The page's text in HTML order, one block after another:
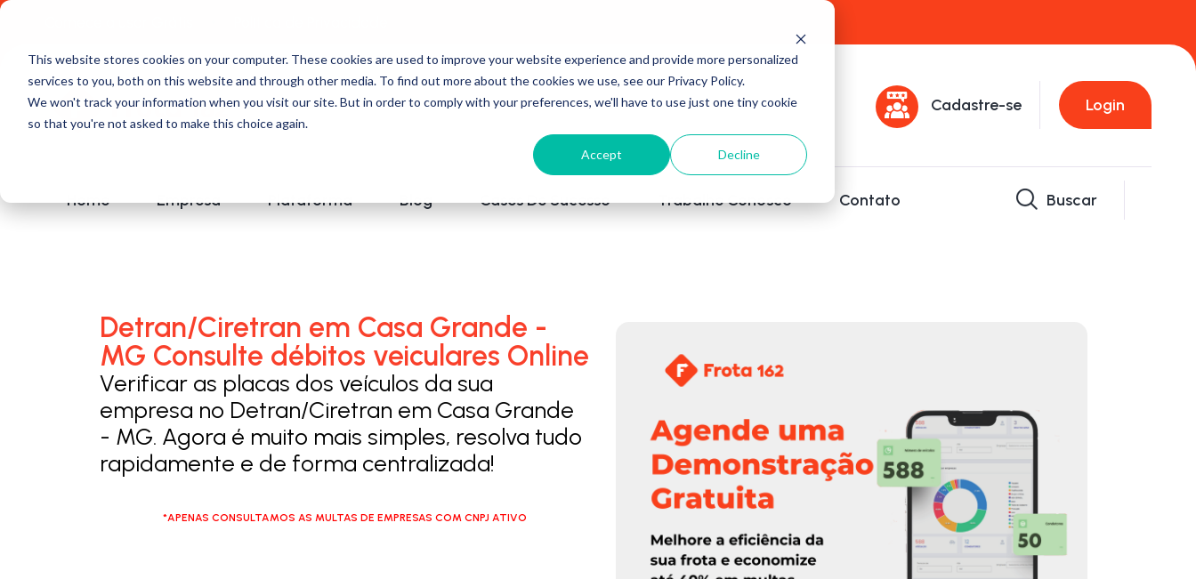
This website stores cookies on your computer. These cookies are used to improve your website experience and provide more personalized
services to you, both on this website and through other media. To find out more about the cookies we use, see our Privacy Policy.
We won't track your information when you visit our site. But in order to comply with your preferences, we'll have to use just one tiny cookie
so that you're not asked to make this choice again.
Accept Decline
Cadastre-se Login
Home Empresa Plataforma Blog Cases De Sucesso Trabalhe Conosco Contato Buscar
Detran/Ciretran em Casa Grande -
MG Consulte débitos veiculares Online
Verificar as placas dos veículos da sua
empresa no Detran/Ciretran em Casa Grande
- MG. Agora é muito mais simples, resolva tudo
rapidamente e de forma centralizada!
*APENAS CONSULTAMOS AS MULTAS DE EMPRESAS COM CNPJ ATIVO